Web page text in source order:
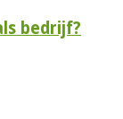
bedrijf?